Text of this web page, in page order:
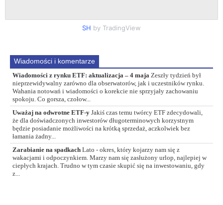
SH by TradingView
Wiadomości i komentarze
Wiadomości z rynku ETF: aktualizacja – 4 maja Zeszły tydzień był
nieprzewidywalny zarówno dla obserwatorów, jak i uczestników rynku.
Wahania notowań i wiadomości o korekcie nie sprzyjały zachowaniu
spokoju. Co gorsza, czołow...
Uważaj na odwrotne ETF-y Jakiś czas temu twórcy ETF zdecydowali,
że dla doświadczonych inwestorów długoterminowych korzystnym
będzie posiadanie możliwości na krótką sprzedaż, aczkolwiek bez
łamania żadny...
Zarabianie na spadkach Lato - okres, który kojarzy nam się z
wakacjami i odpoczynkiem. Marzy nam się zasłużony urlop, najlepiej w
ciepłych krajach. Trudno w tym czasie skupić się na inwestowaniu, gdy
z...